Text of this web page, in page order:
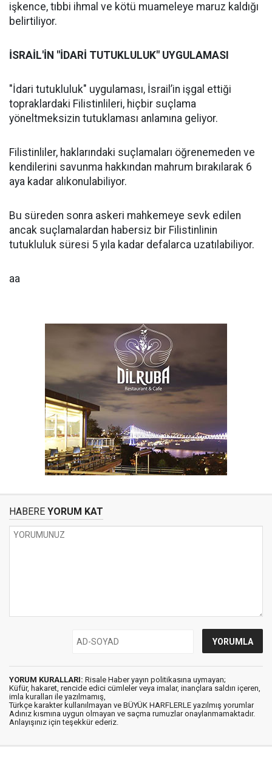
işkence, tıbbi ihmal ve kötü muameleye maruz kaldığı
belirtiliyor.
İSRAİL'İN "İDARİ TUTUKLULUK" UYGULAMASI
"İdari tutukluluk" uygulaması, İsrail’in işgal ettiği
topraklardaki Filistinlileri, hiçbir suçlama
yöneltmeksizin tutuklaması anlamına geliyor.
Filistinliler, haklarındaki suçlamaları öğrenemeden ve
kendilerini savunma hakkından mahrum bırakılarak 6
aya kadar alıkonulabiliyor.
Bu süreden sonra askeri mahkemeye sevk edilen
ancak suçlamalardan habersiz bir Filistinlinin
tutukluluk süresi 5 yıla kadar defalarca uzatılabiliyor.
aa
HABERE YORUM KAT
YORUM KURALLARI: Risale Haber yayın politikasına uymayan;
Küfür, hakaret, rencide edici cümleler veya imalar, inançlara saldırı içeren,
imla kuralları ile yazılmamış,
Türkçe karakter kullanılmayan ve BÜYÜK HARFLERLE yazılmış yorumlar
Adınız kısmına uygun olmayan ve saçma rumuzlar onaylanmamaktadır.
Anlayışınız için teşekkür ederiz.